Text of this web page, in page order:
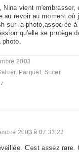
vient m'embrasser,
au revoir au moment où
sur la photo,associée à
qu'elle se protège
photo.
2003
, Parquet, Sucer
2003 à 07:33:23
C'est assez rare.